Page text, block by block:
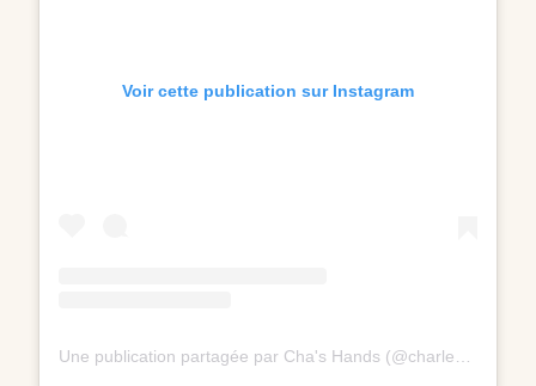
Voir cette publication sur Instagram